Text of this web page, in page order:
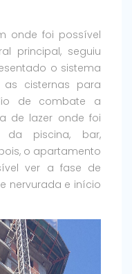
onde foi possível
principal, seguiu
o sistema
cisternas para
de combate a
de lazer onde foi
da piscina, bar,
o apartamento
ver a fase de
nervurada e início